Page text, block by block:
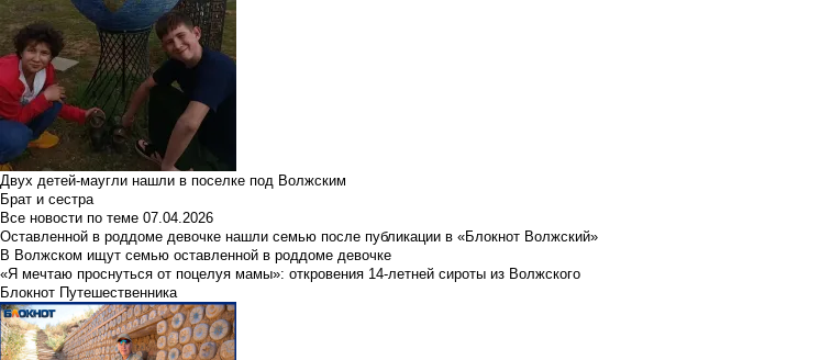
Двух детей-маугли нашли в поселке под Волжским
Брат и сестра
Все новости по теме 07.04.2026
Оставленной в роддоме девочке нашли семью после публикации в «Блокнот Волжский»
В Волжском ищут семью оставленной в роддоме девочке
«Я мечтаю проснуться от поцелуя мамы»: откровения 14-летней сироты из Волжского
Блокнот Путешественника